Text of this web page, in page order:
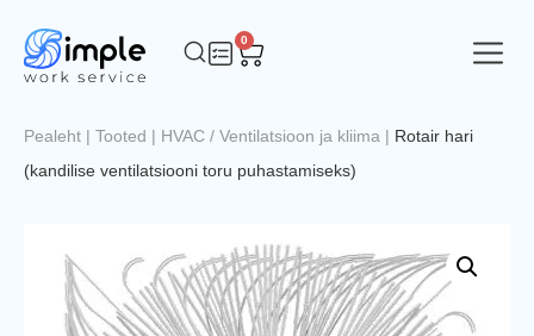
0
Pealeht | Tooted | HVAC / Ventilatsioon ja kliima | Rotair hari
(kandilise ventilatsiooni toru puhastamiseks)